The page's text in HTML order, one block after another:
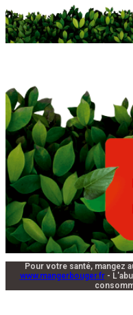
Pour votre santé, mangez
www.mangerbouger.fr-